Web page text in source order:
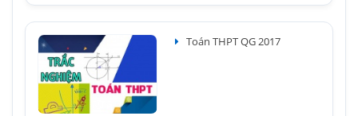
Toán THPT QG 2017